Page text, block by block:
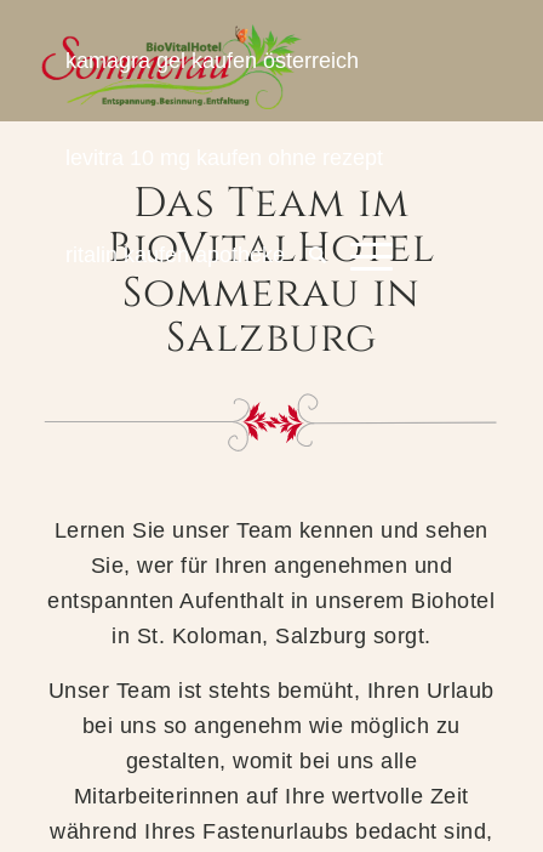
kamagra gel kaufen österreich
ritalin kaufen apotheke
Das Team im
BioVitalHotel
Sommerau in
Salzburg
Lernen Sie unser Team kennen und sehen
Sie, wer für Ihren angenehmen und
entspannten Aufenthalt in unserem Biohotel
in St. Koloman, Salzburg sorgt.
Unser Team ist stehts bemüht, Ihren Urlaub
bei uns so angenehm wie möglich zu
gestalten, womit bei uns alle
Mitarbeiterinnen auf Ihre wertvolle Zeit
während Ihres Fastenurlaubs bedacht sind,